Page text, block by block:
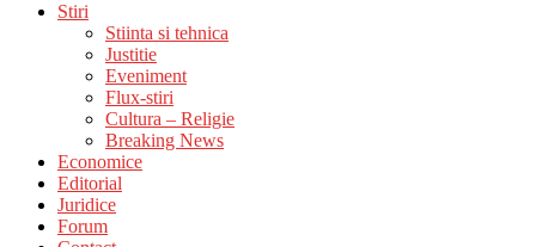
Stiri
Stiinta si tehnica
Justitie
Eveniment
Flux-stiri
Cultura – Religie
Breaking News
Economice
Editorial
Juridice
Forum